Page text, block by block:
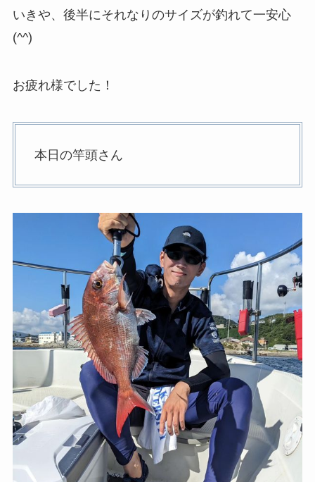
いきや、後半にそれなりのサイズが釣れて一安心
(^^)
お疲れ様でした！
本日の竿頭さん